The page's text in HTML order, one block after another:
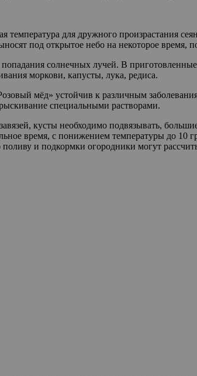
для дружного произрастания
под открытое небо на некоторое время,
солнечных лучей. В
моркови, капусты, лука, редиса.
мёд» устойчив к различным
специальными растворами.
кусты необходимо подвязывать,
время, с понижением температуры до 10
и подкормки огородники могут